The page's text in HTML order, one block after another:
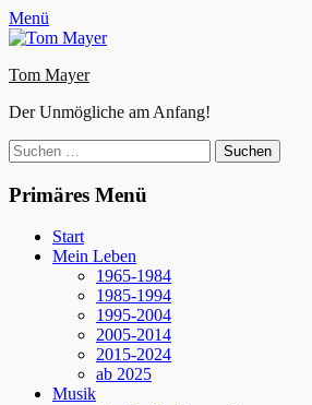
Zum
Inhalt
Facebook
E-
Mail
Instagram
Website
Menü
Tom Mayer
Der Unmögliche am Anfang!
Suche
nach:
Primäres Menü
Start
Mein Leben
1965-1984
1985-1994
1995-2004
2005-2014
2015-2024
ab 2025
Musik